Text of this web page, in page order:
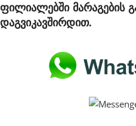
ფილიალებში მარაგების
დაგვიკავშირდით.